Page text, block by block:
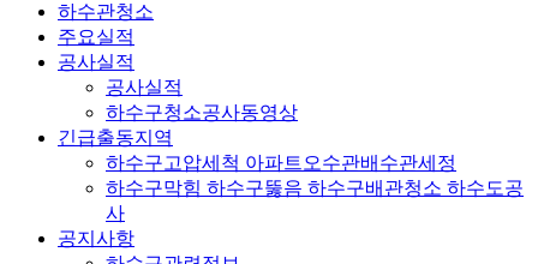
하수관청소
주요실적
공사실적
공사실적
하수구청소공사동영상
긴급출동지역
하수구고압세척 아파트오수관배수관세정
하수구막힘 하수구뚫음 하수구배관청소 하수도공
사
공지사항